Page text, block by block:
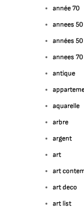
année 70
annees 50
années 50
annees 70
antique
aquarelle
arbre
argent
art
art
art deco
art list